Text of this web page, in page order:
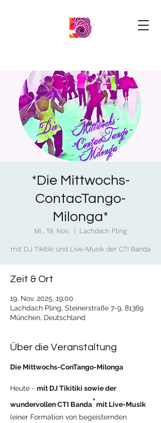
*Die Mittwochs-
ContacTango-
Milonga*
Mi., 19. Nov.
  |
Lachdach Pling
mit DJ Tikitiki und Live-Musik der CTI Banda
Zeit & Ort
19. Nov. 2025, 19:00
Lachdach Pling, Steinerstraße 7-9, 81369
München, Deutschland
Über die Veranstaltung
Die Mittwochs-ConTango-Milonga
Heute - mit DJ Tikitiki sowie der
wundervollen CTI Banda*mit Live-Musik
(einer Formation von begeisternden